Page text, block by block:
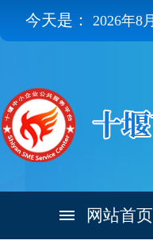
今天是： 2026年8
网站首页